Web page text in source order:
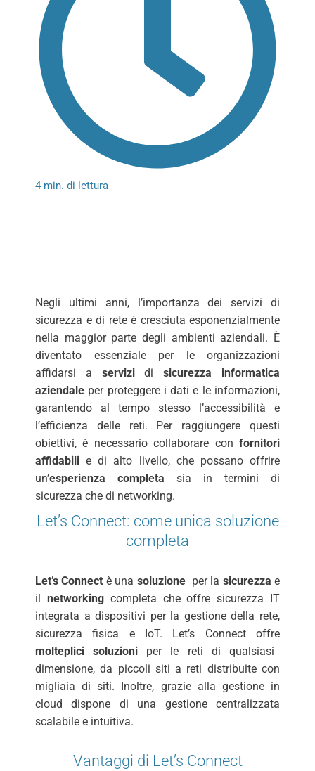
4 min. di lettura
Negli ultimi anni, l’importanza dei servizi di
sicurezza e di rete è cresciuta esponenzialmente
nella maggior parte degli ambienti aziendali. È
diventato essenziale per le organizzazioni
affidarsi a servizidi sicurezza informatica
aziendale per proteggere i dati e le informazioni,
garantendo al tempo stesso l’accessibilità e
l’efficienza delle reti. Per raggiungere questi
obiettivi, è necessario collaborare con fornitori
affidabili e di alto livello, che possano offrire
un’esperienza completa sia in termini di
sicurezza che di networking.
Let’s Connect: come unica soluzione
completa
Let’s Connect è una soluzioneper la sicurezza e
il networkingcompleta che offre sicurezza IT
integrata a dispositivi per la gestione della rete,
sicurezza fisica e IoT. Let’s Connect offre
molteplici soluzioni per le reti di qualsiasi
dimensione, da piccoli siti a reti distribuite con
migliaia di siti. Inoltre, grazie alla gestione in
cloud dispone di una gestione centralizzata
scalabile e intuitiva.
Vantaggi di Let’s Connect